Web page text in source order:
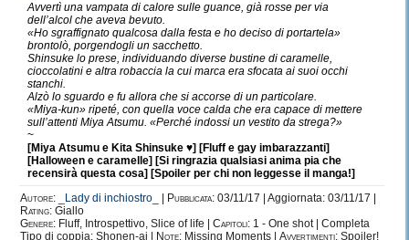
Avvertì una vampata di calore sulle guance, già rosse per via
dell’alcol che aveva bevuto.
«Ho sgraffignato qualcosa dalla festa e ho deciso di portartela»
brontolò, porgendogli un sacchetto.
Shinsuke lo prese, individuando diverse bustine di caramelle,
cioccolatini e altra robaccia la cui marca era sfocata ai suoi occhi
stanchi.
Alzò lo sguardo e fu allora che si accorse di un particolare.
«Miya-kun» ripeté, con quella voce calda che era capace di mettere
sull’attenti Miya Atsumu. «Perché indossi un vestito da strega?»
~
[Miya Atsumu e Kita Shinsuke ♥] [Fluff e gay imbarazzanti]
[Halloween e caramelle] [Si ringrazia qualsiasi anima pia che
recensirà questa cosa] [Spoiler per chi non leggesse il manga!]
Autore:
_Lady di inchiostro_ Pubblicata: 03/11/17 | Aggiornata: 03/11/17 |
Rating: Giallo
Genere: Fluff, Introspettivo, Slice of life | Capitoli: 1 - One shot | Completa
Tipo di coppia: Shonen-ai |
Note: Missing Moments | Avvertimenti: Spoiler!